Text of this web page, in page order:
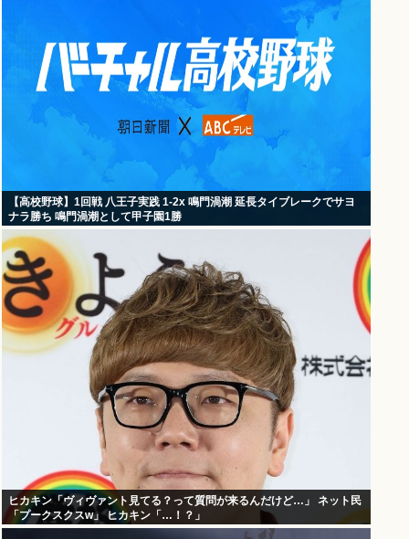
【高校野球】1回戦 八王子実践 1-2x 鳴門渦潮 延長タイブレークでサヨ
ナラ勝ち 鳴門渦潮として甲子園1勝
ヒカキン「ヴィヴァント見てる？って質問が来るんだけど…」 ネット民
「プークスクスw」 ヒカキン「…！？」